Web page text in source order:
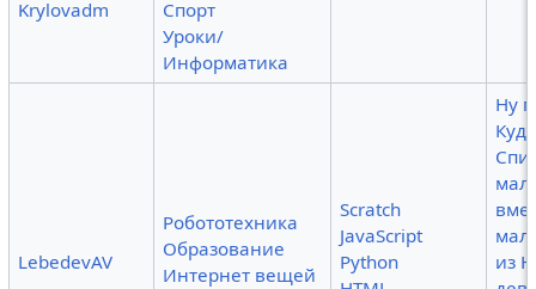
Krylovadm
Спорт
Уроки/
Информатика
LebedevAV
Робототехника
Образование
Интернет вещей
Scratch
JavaScript
Python
Ну
из